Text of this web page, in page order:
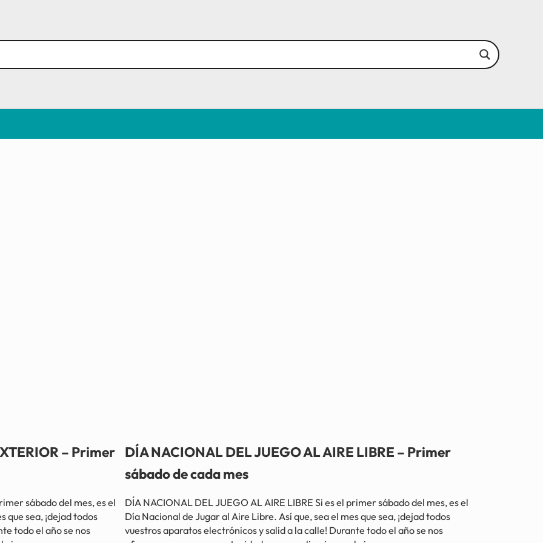
– Primer
sábado del mes, es el
que sea, ¡dejad todos
todo el año se nos
DÍA NACIONAL DEL JUEGO AL AIRE LIBRE – Primer
sábado de cada mes
DÍA NACIONAL DEL JUEGO AL AIRE LIBRE Si es el primer sábado del mes, es el
Día Nacional de Jugar al Aire Libre. Así que, sea el mes que sea, ¡dejad todos
vuestros aparatos electrónicos y salid a la calle! Durante todo el año se nos